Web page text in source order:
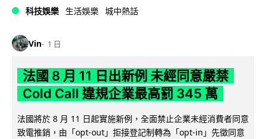
科技娛樂 生活娛樂 城中熱話
Vin 1 日
法國 8 月 11 日出新例 未經同意嚴禁
Cold Call 違規企業最高罰 345 萬
法國將於 8 月 11 日起實施新例，全面禁止企業未經消費者同意
致電推銷，由「opt-out」拒接登記制轉為「opt-in」先徵同意